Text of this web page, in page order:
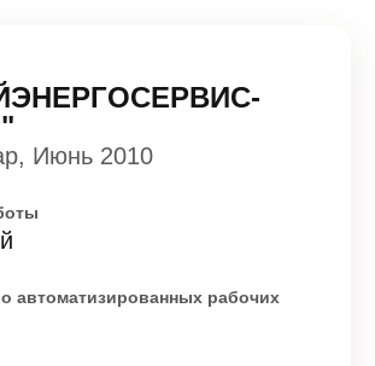
Июнь 2010
автоматизированных рабочих